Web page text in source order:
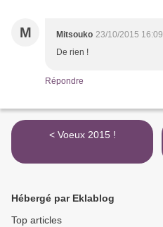
M Mitsouko 23/10/2015 16:09
De rien !
Répondre
< Voeux 2015 !
Hébergé par Eklablog
Top articles